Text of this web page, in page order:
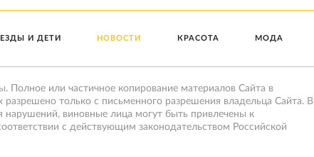
И ДЕТИ НОВОСТИ КРАСОТА МОДА
Полное или частичное копирование материалов Сайта в
разрешено только с письменного разрешения владельца Сайта. В
нарушений, виновные лица могут быть привлечены к
с действующим законодательством Российской